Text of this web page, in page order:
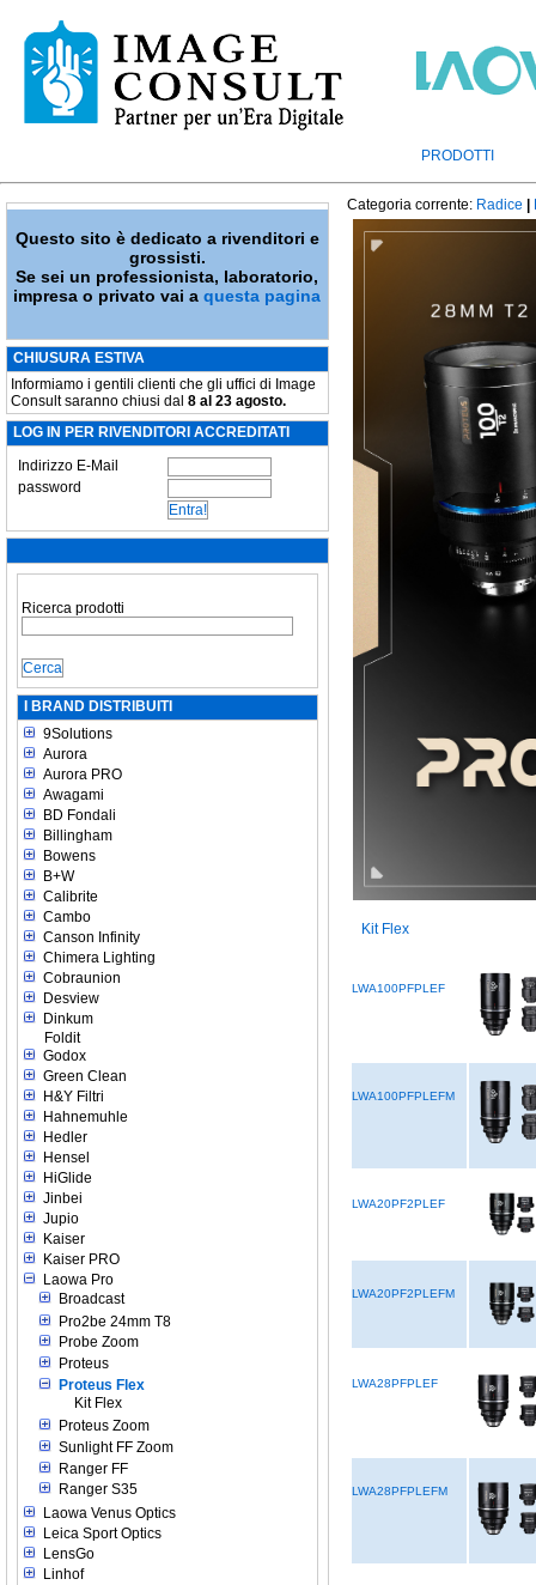
PRODOTTI
Questo sito è dedicato a rivenditori e
grossisti.
Se sei un professionista, laboratorio,
impresa o privato vai aquesta pagina
CHIUSURA ESTIVA
Informiamo i gentili clienti che gli uffici di Image
Consult saranno chiusi dal 8 al 23 agosto.
LOG IN PER RIVENDITORI ACCREDITATI
Indirizzo E-Mail
password
Ricerca prodotti
I BRAND DISTRIBUITI
9Solutions
Aurora
Aurora PRO
Awagami
BD Fondali
Billingham
Bowens
B+W
Calibrite
Cambo
Canson Infinity
Chimera Lighting
Cobraunion
Desview
Dinkum
Foldit
Godox
Green Clean
H&Y Filtri
Hahnemuhle
Hedler
Hensel
HiGlide
Jinbei
Jupio
Kaiser
Kaiser PRO
Laowa Pro
Broadcast
Pro2be 24mm T8
Probe Zoom
Proteus
Proteus Flex
Kit Flex
Proteus Zoom
Sunlight FF Zoom
Ranger FF
Ranger S35
Laowa Venus Optics
Leica Sport Optics
LensGo
Linhof
Categoria corrente: Radice
Kit Flex
LWA100PFPLEF
LWA100PFPLEFM
LWA20PF2PLEF
LWA20PF2PLEFM
LWA28PFPLEF
LWA28PFPLEFM